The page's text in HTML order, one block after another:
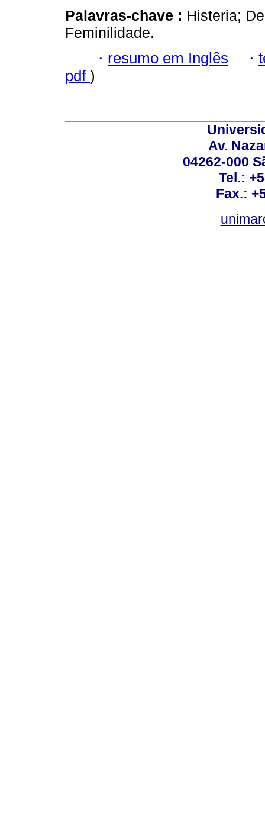
Palavras-chave : Histeria;
Feminilidade.
· resumo em Inglês ·
pdf )
Av.
04262-000
Tel.:
Fax.: